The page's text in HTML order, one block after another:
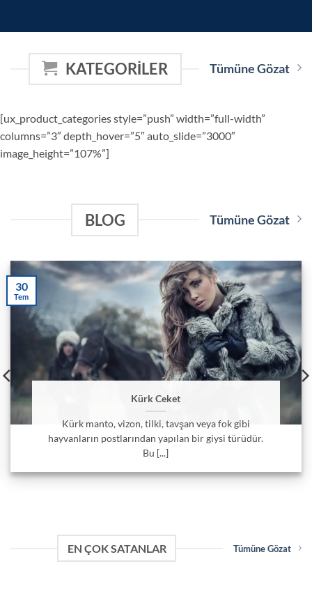
KATEGORILER Tümüne Gözat
[ux_product_categories style=”push” width=”full-width”
columns=”3″ depth_hover=”5″ auto_slide=”3000″
image_height=”107%”]
BLOG Tümüne Gözat
Kürk Ceket
Kürk manto, vizon, tilki, tavşan veya fok gibi
hayvanların postlarından yapılan bir giysi türüdür.
Bu [...]
30
Tem
EN ÇOK SATANLAR Tümüne Gözat